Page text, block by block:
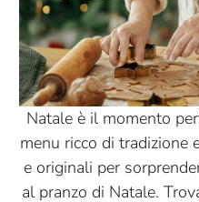
Natale è il momento
menu ricco di tradizione
e originali per
al pranzo di Natale.